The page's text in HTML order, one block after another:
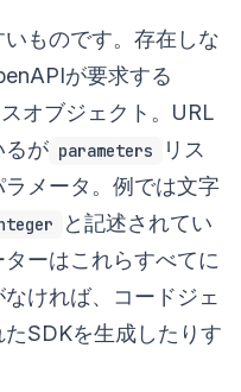
ものです。存在しな
が要求する
オブジェクト。URL
るが parameters
リス
メータ。例では文字
と記述されてい
ーはこれらすべてに
ければ、コードジェ
SDKを生成したりす